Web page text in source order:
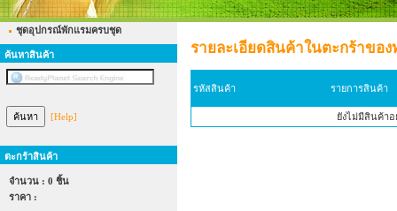
ชุดอุปกรณ์พักแรมครบชุด
ค้นหาสินค้า
[Help]
ตะกร้าสินค้า
จำนวน : 0 ชิ้น
ราคา :
รายละเอียดสินค้าในตะกร้าขอ
รหัสสินค้า รายการสินค้า
ยังไม่มีสินค้า